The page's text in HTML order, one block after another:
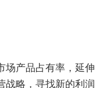
场产品占有率，延伸
战略，寻找新的利润